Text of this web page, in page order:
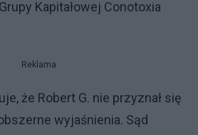
Kapitałowej Conotoxia
Reklama
że Robert G. nie przyznał się
wyjaśnienia. Sąd